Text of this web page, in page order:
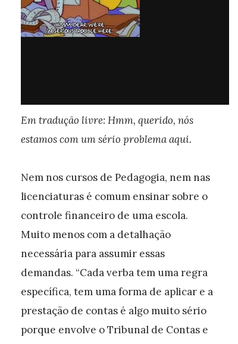
Em tradução livre: Hmm, querido, nós
estamos com um sério problema aqui.
Nem nos cursos de Pedagogia, nem nas
licenciaturas é comum ensinar sobre o
controle financeiro de uma escola.
Muito menos com a detalhação
necessária para assumir essas
demandas. “Cada verba tem uma regra
específica, tem uma forma de aplicar e a
prestação de contas é algo muito sério
porque envolve o Tribunal de Contas e